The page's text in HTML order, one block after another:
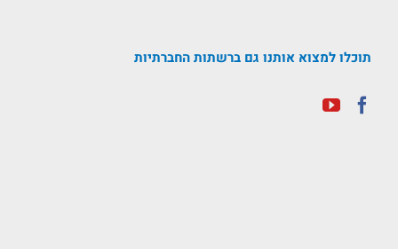
תוכלו למצוא אותנו גם ברשתות החברתיות